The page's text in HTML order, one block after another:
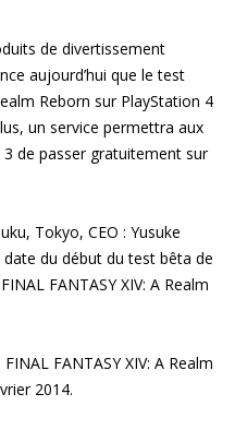
de divertissement
aujourd’hui que le test
Reborn sur PlayStation 4
un service permettra aux
de passer gratuitement sur
Tokyo, CEO : Yusuke
du début du test bêta de
FANTASY XIV: A Realm
FANTASY XIV: A Realm
2014.